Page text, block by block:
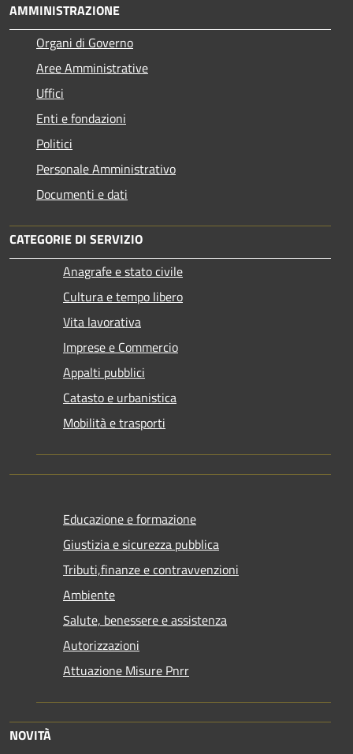
AMMINISTRAZIONE
Organi di Governo
Aree Amministrative
Uffici
Enti e fondazioni
Politici
Personale Amministrativo
Documenti e dati
CATEGORIE DI SERVIZIO
Anagrafe e stato civile
Cultura e tempo libero
Vita lavorativa
Imprese e Commercio
Appalti pubblici
Catasto e urbanistica
Mobilità e trasporti
Educazione e formazione
Giustizia e sicurezza pubblica
Tributi,finanze e contravvenzioni
Ambiente
Salute, benessere e assistenza
Autorizzazioni
Attuazione Misure Pnrr
NOVITÀ